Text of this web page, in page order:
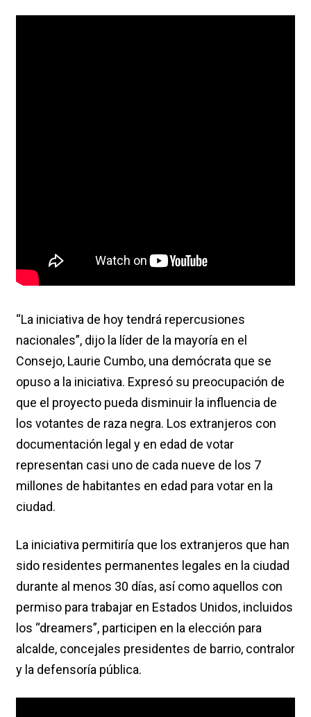
“La iniciativa de hoy tendrá repercusiones
nacionales”, dijo la líder de la mayoría en el
Consejo, Laurie Cumbo, una demócrata que se
opuso a la iniciativa. Expresó su preocupación de
que el proyecto pueda disminuir la influencia de
los votantes de raza negra. Los extranjeros con
documentación legal y en edad de votar
representan casi uno de cada nueve de los 7
millones de habitantes en edad para votar en la
ciudad.
La iniciativa permitiría que los extranjeros que han
sido residentes permanentes legales en la ciudad
durante al menos 30 días, así como aquellos con
permiso para trabajar en Estados Unidos, incluidos
los “dreamers”, participen en la elección para
alcalde, concejales presidentes de barrio, contralor
y la defensoría pública.